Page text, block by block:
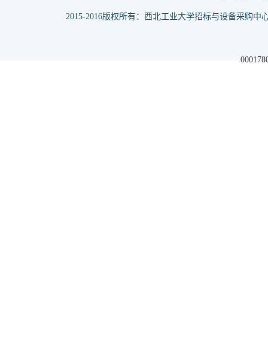
2015-2016版权所有：西北工业大学招标与设备采购